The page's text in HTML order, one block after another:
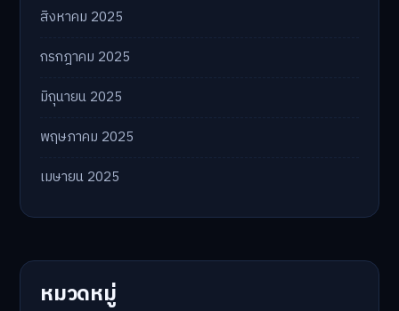
สิงหาคม 2025
กรกฎาคม 2025
มิถุนายน 2025
พฤษภาคม 2025
เมษายน 2025
หมวดหมู่